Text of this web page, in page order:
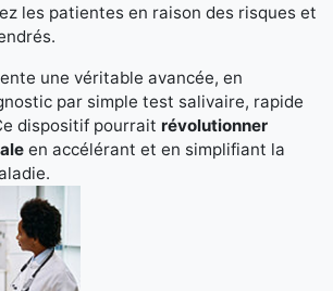
les patientes en raison des risques et
une véritable avancée, en
par simple test salivaire, rapide
dispositif pourrait révolutionner
en accélérant et en simplifiant la